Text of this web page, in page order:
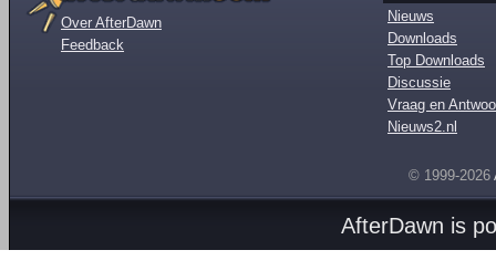
Over AfterDawn
Feedback
Nieuws
Downloads
Top Downloads
Discussie
Vraag en
Nieuws2.nl
© 1999-2026
AfterDawn is